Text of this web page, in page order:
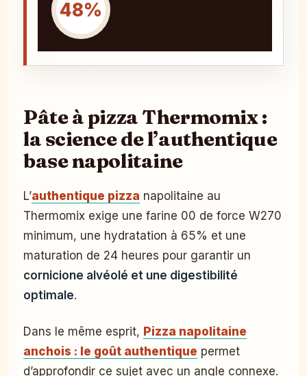
48%
Pâte à pizza Thermomix :
la science de l’authentique
base napolitaine
L’authentique pizza napolitaine au
Thermomix exige une farine 00 de force W270
minimum, une hydratation à 65% et une
maturation de 24 heures pour garantir un
cornicione alvéolé et une digestibilité
optimale.
Dans le même esprit, Pizza napolitaine
anchois : le goût authentique permet
d’approfondir ce sujet avec un angle connexe.